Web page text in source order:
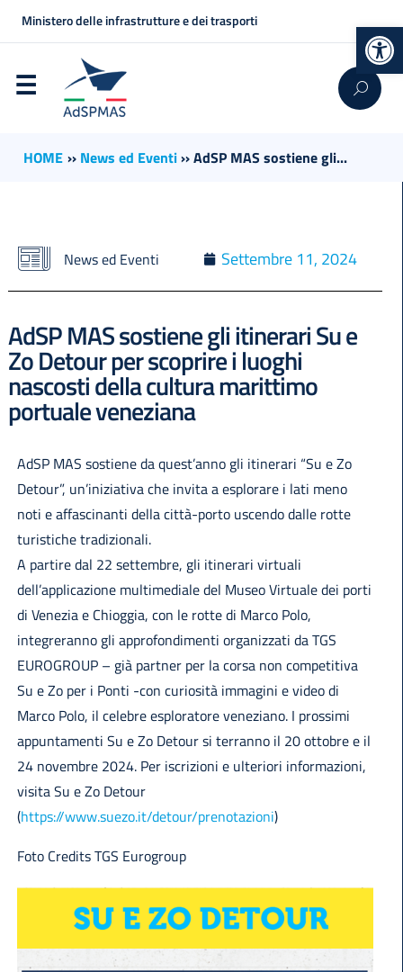
Ministero delle infrastrutture e dei trasporti
HOME ›› News ed Eventi››AdSP MAS sostiene gli...
News ed Eventi Settembre 11, 2024
AdSP MAS sostiene gli itinerari Su e
Zo Detour per scoprire i luoghi
nascosti della cultura marittimo
portuale veneziana
AdSP MAS sostiene da quest’anno gli itinerari “Su e Zo
Detour”, un’iniziativa che invita a esplorare i lati meno
noti e affascinanti della città-porto uscendo dalle rotte
turistiche tradizionali.
A partire dal 22 settembre, gli itinerari virtuali
dell’applicazione multimediale del Museo Virtuale dei porti
di Venezia e Chioggia, con le rotte di Marco Polo,
integreranno gli approfondimenti organizzati da TGS
EUROGROUP – già partner per la corsa non competitiva
Su e Zo per i Ponti -con curiosità immagini e video di
Marco Polo, il celebre esploratore veneziano. I prossimi
appuntamenti Su e Zo Detour si terranno il 20 ottobre e il
24 novembre 2024. Per iscrizioni e ulteriori informazioni,
visita Su e Zo Detour
(https://www.suezo.it/detour/prenotazioni)
Foto Credits TGS Eurogroup